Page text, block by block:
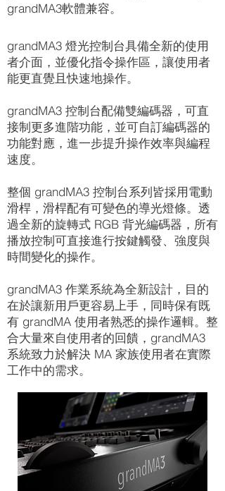
grandMA3軟體兼容。
grandMA3 燈光控制台具備全新的使用
者介面，並優化指令操作區，讓使用者
能更直覺且快速地操作。
grandMA3 控制台配備雙編碼器，可直
接制更多進階功能，並可自訂編碼器的
功能對應，進一步提升操作效率與編程
速度。
整個 grandMA3 控制台系列皆採用電動
滑桿，滑桿配有可變色的導光燈條。透
過全新的旋轉式 RGB 背光編碼器，所有
播放控制可直接進行按鍵觸發、強度與
時間變化的操作。
grandMA3 作業系統為全新設計，目的
在於讓新用戶更容易上手，同時保有既
有 grandMA 使用者熟悉的操作邏輯。整
合大量來自使用者的回饋，grandMA3
系統致力於解決 MA 家族使用者在實際
工作中的需求。